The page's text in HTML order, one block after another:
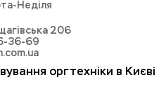
206
36-69
Неділя
оргтехніки в Києві